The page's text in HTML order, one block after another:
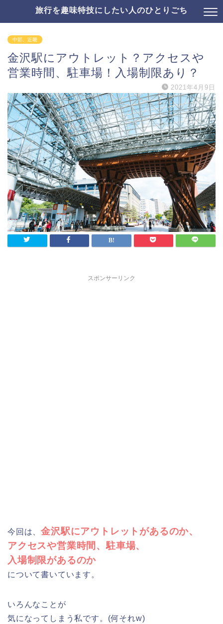
旅行を趣味特技にしたい人のひとりごち
中部、近畿
金沢駅にアウトレット？アクセスや
営業時間、駐車場！入場制限あり？
2021年4月9日
スポンサーリンク
今回は、金沢駅にアウトレットがあるのか、
アクセスや営業時間、駐車場、
入場制限があるのか
について書いています。
いろんなことが
気になってしまう私です。(何それw)